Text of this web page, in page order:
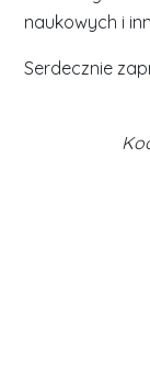
naukowych i
Serdecznie